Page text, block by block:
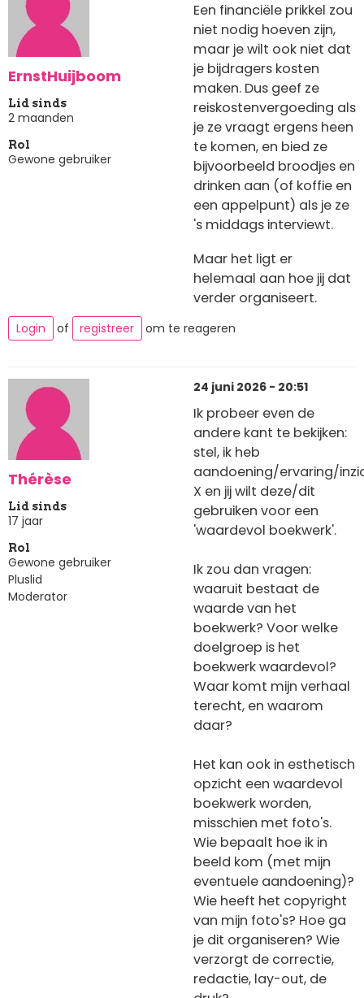
ErnstHuijboom
Lid sinds
2 maanden
Rol
Gewone gebruiker
Een financiële prikkel zou
niet nodig hoeven zijn,
maar je wilt ook niet dat
je bijdragers kosten
maken. Dus geef ze
reiskostenvergoeding als
je ze vraagt ergens heen
te komen, en bied ze
bijvoorbeeld broodjes en
drinken aan (of koffie en
een appelpunt) als je ze
's middags interviewt.
Maar het ligt er
helemaal aan hoe jij dat
verder organiseert.
Login of registreer om te reageren
Thérèse
Lid sinds
17 jaar
Rol
Gewone gebruiker
Pluslid
Moderator
24 juni 2026 - 20:51
Ik probeer even de
andere kant te bekijken:
stel, ik heb
aandoening/ervaring/
X en jij wilt deze/dit
gebruiken voor een
'waardevol boekwerk'.
Ik zou dan vragen:
waaruit bestaat de
waarde van het
boekwerk? Voor welke
doelgroep is het
boekwerk waardevol?
Waar komt mijn verhaal
terecht, en waarom
daar?
Het kan ook in esthetisch
opzicht een waardevol
boekwerk worden,
misschien met foto's.
Wie bepaalt hoe ik in
beeld kom (met mijn
eventuele aandoening)?
Wie heeft het copyright
van mijn foto's? Hoe ga
je dit organiseren? Wie
verzorgt de correctie,
redactie, lay-out, de